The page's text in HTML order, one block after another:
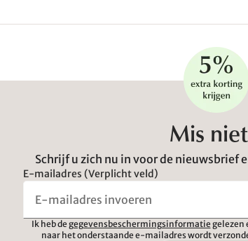
Mis
Schrijf u zich nu in voor de nieuwsbrief
E-mailadres (Verplicht veld)
Ik heb de gegevensbeschermingsinformatie gelezen
naar het onderstaande e-mailadres wordt